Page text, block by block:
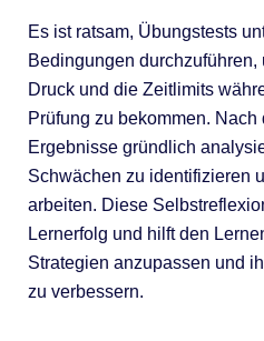
Es ist ratsam, Übungstests
Bedingungen durchzuführen,
Druck und die Zeitlimits
Prüfung zu bekommen. Nach
Ergebnisse gründlich
Schwächen zu identifizieren
arbeiten. Diese
Lernerfolg und hilft den
Strategien anzupassen und
zu verbessern.